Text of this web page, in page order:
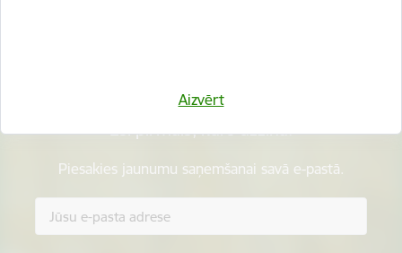
Aizvērt
Esi pirmais, kurš uzzina!
Piesakies jaunumu saņemšanai savā e-pastā.